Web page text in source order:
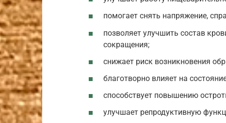
помогает снять напряжение,
позволяет улучшить состав
сокращения;
снижает риск возникновения
благотворно влияет на
способствует повышению
улучшает репродуктивную